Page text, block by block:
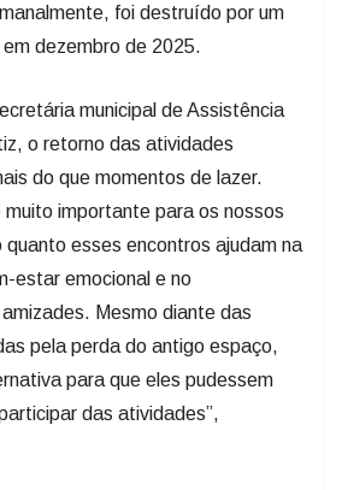
foi destruído por um
dezembro de 2025.
municipal de Assistência
o retorno das atividades
do que momentos de lazer.
muito importante para os nossos
esses encontros ajudam na
estar emocional e no
Mesmo diante das
pela perda do antigo espaço,
para que eles pudessem
das atividades”,